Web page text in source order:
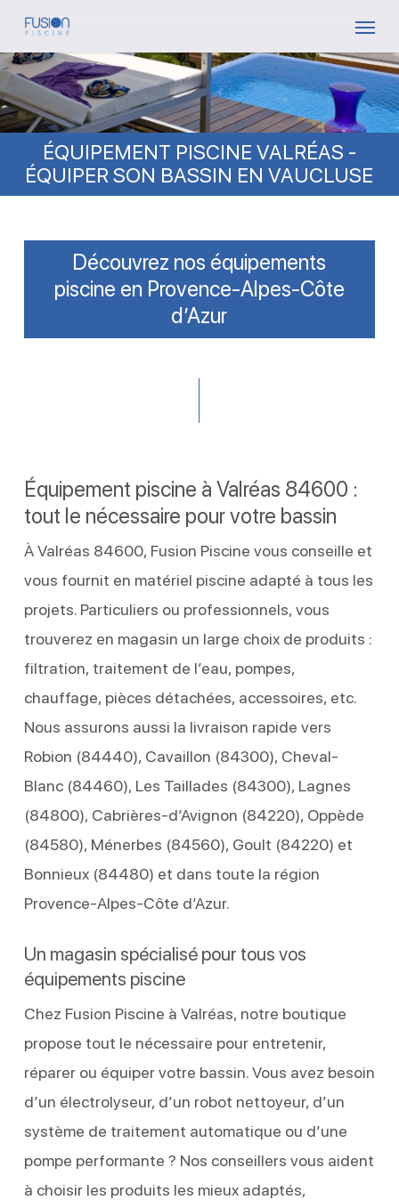
Skip
main
content
ÉQUIPEMENT PISCINE VALRÉAS -
ÉQUIPER SON BASSIN EN VAUCLUSE
Découvrez nos équipements
piscine en Provence-Alpes-Côte
d’Azur
Équipement piscine à Valréas 84600 :
tout le nécessaire pour votre bassin
À Valréas 84600, Fusion Piscine vous conseille et
vous fournit en matériel piscine adapté à tous les
projets. Particuliers ou professionnels, vous
trouverez en magasin un large choix de produits :
filtration, traitement de l’eau, pompes,
chauffage, pièces détachées, accessoires, etc.
Nous assurons aussi la livraison rapide vers
Robion (84440), Cavaillon (84300), Cheval-
Blanc (84460), Les Taillades (84300), Lagnes
(84800), Cabrières-d’Avignon (84220), Oppède
(84580), Ménerbes (84560), Goult (84220) et
Bonnieux (84480) et dans toute la région
Provence-Alpes-Côte d’Azur.
Un magasin spécialisé pour tous vos
équipements piscine
Chez Fusion Piscine à Valréas, notre boutique
propose tout le nécessaire pour entretenir,
réparer ou équiper votre bassin. Vous avez besoin
d’un électrolyseur, d’un robot nettoyeur, d’un
système de traitement automatique ou d’une
pompe performante ? Nos conseillers vous aident
à choisir les produits les mieux adaptés,